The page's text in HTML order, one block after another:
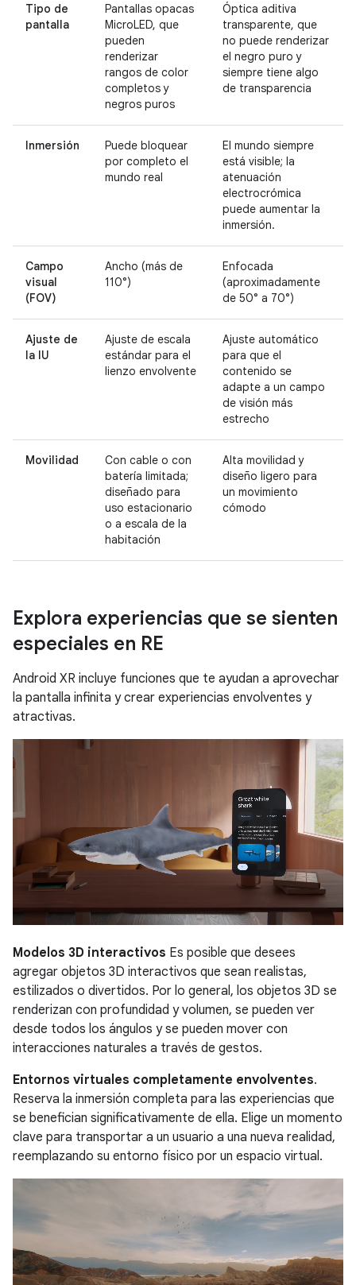
Tipo de
pantalla
Pantallas opacas
MicroLED, que
pueden
renderizar
rangos de color
completos y
negros puros
Óptica aditiva
transparente, que
no puede renderizar
el negro puro y
siempre tiene algo
de transparencia
Inmersión
Puede bloquear
por completo el
mundo real
El mundo siempre
está visible; la
atenuación
electrocrómica
puede aumentar la
inmersión.
Campo
visual
(FOV)
Ancho (más de
110°)
Enfocada
(aproximadamente
de 50° a 70°)
Ajuste de
la IU
Ajuste de escala
estándar para el
lienzo envolvente
Ajuste automático
para que el
contenido se
adapte a un campo
de visión más
estrecho
Movilidad
Con cable o con
batería limitada;
diseñado para
uso estacionario
o a escala de la
habitación
Alta movilidad y
diseño ligero para
un movimiento
cómodo
Explora experiencias que se sienten
especiales en RE
Android XR incluye funciones que te ayudan a aprovechar
la pantalla infinita y crear experiencias envolventes y
atractivas.
Modelos 3D interactivos Es posible que desees
agregar objetos 3D interactivos que sean realistas,
estilizados o divertidos. Por lo general, los objetos 3D se
renderizan con profundidad y volumen, se pueden ver
desde todos los ángulos y se pueden mover con
interacciones naturales a través de gestos.
Entornos virtuales completamente envolventes.
Reserva la inmersión completa para las experiencias que
se benefician significativamente de ella. Elige un momento
clave para transportar a un usuario a una nueva realidad,
reemplazando su entorno físico por un espacio virtual.